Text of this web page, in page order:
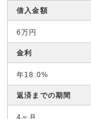
借入金額
6万円
金利
年18.0%
返済までの期間
4ヶ月